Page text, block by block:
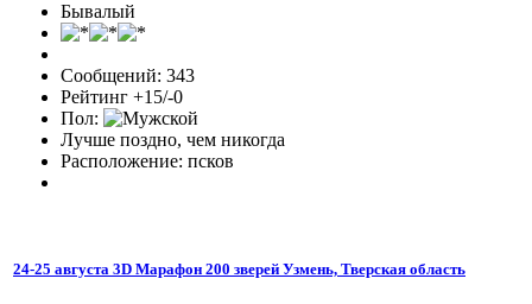
Бывалый
Сообщений: 343
Рейтинг +15/-0
Пол:
Лучше поздно, чем никогда
Расположение: псков
24-25 августа 3D Марафон 200 зверей Узмень, Тверская область